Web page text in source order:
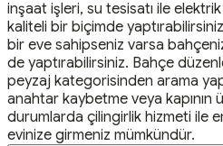
inşaat işleri, su tesisatı ile
kaliteli bir biçimde
bir eve sahipseniz varsa
de yaptırabilirsiniz. Bahçe
peyzaj kategorisinden arama
anahtar kaybetme veya kapının
durumlarda çilingirlik hizmeti ile
evinize girmeniz mümkündür.